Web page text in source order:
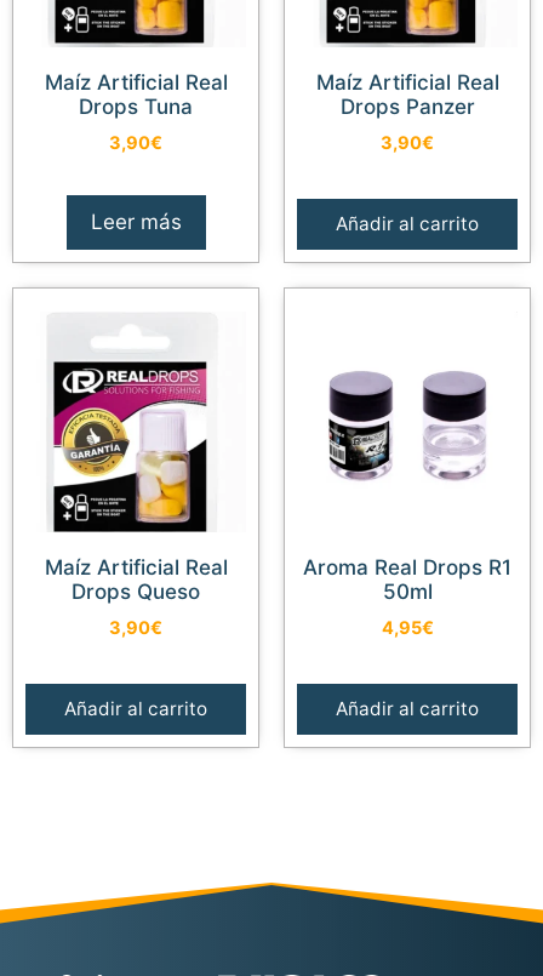
Maíz Artificial Real
Drops Tuna
3,90€
Leer más
Maíz Artificial Real
Drops Panzer
3,90€
Añadir al carrito
Maíz Artificial Real
Drops Queso
3,90€
Añadir al carrito
Aroma Real Drops R1
50ml
4,95€
Añadir al carrito
Añadir al carrito